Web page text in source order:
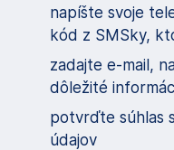
napíšte svoje
kód z SMSky,
zadajte e-mail,
dôležité
potvrďte súhlas
údajov